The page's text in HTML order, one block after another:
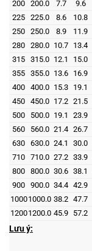
200 200.0 7.7 9.6
225 225.0 8.6 10.8
250 250.0 8.9 11.9
280 280.0 10.7 13.4
315 315.0 12.1 15.0
355 355.0 13.6 16.9
400 400.0 15.3 19.1
450 450.0 17.2 21.5
500
500.0 19.1 23.9
560
560.0 21.4 26.7
630 630.0 24.1 30.0
710 710.0 27.2 33.9
800 800.0 30.6 38.1
900 900.0 34.4 42.9
10001000.0 38.2 47.7
12001200.0 45.9 57.2
Lưu ý: